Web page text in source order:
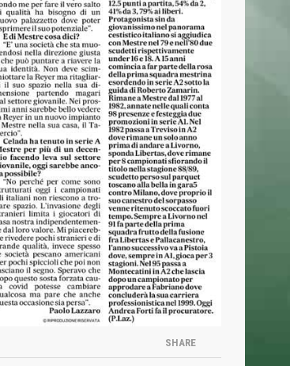
SHARE
Orari Segreteria:
Lun – Merc dalle 19.00 alle 20.30
T(+39) 320 7147731
segreteria@basketmestre.it
NEWSLETTER
Iscriviti alla nostra Newsletter per rimanere
sempre aggiornato.
Ho letto e accettato laPrivacy Policy